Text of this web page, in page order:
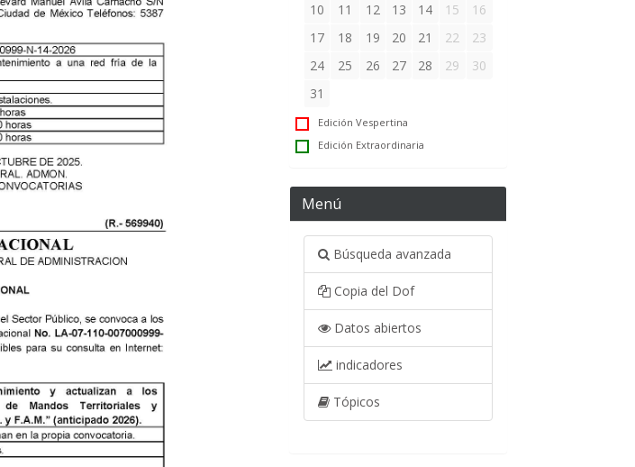
10
11 12 13 14 15
16
17
18 19 20 21 22
23
24
25 26 27 28 29
30
31
Edición Vespertina
Edición Extraordinaria
Menú
Búsqueda avanzada
Copia del Dof
Datos abiertos
indicadores
Tópicos